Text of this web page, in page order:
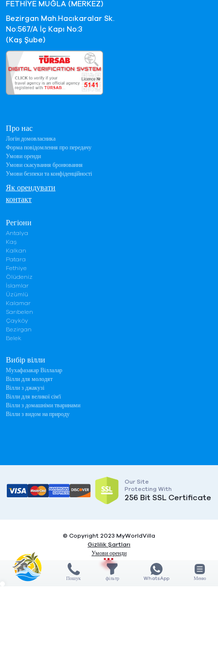
Вибір вілли
Мухафазакар Віллалар
Вілли для молодят
Вілли з джакузі
Вілли для великої сім'ї
Вілли з домашніми тваринами
Вілли з видом на природу
Регіони
Antalya
Kaş
Kalkan
Patara
Fethiye
Ölüdeniz
İslamlar
Üzümlü
Kalamar
Sarıbelen
Çayköy
Bezirgan
Belek
Про нас
Логін домовласника
Форма повідомлення про передачу
Умови оренди
Умови скасування бронювання
Умови безпеки та конфіденційності
Як орендувати
контакт
FETHİYE MUĞLA (MERKEZ)
Bezirgan Mah.Hacıkaralar Sk.
No:567/A İç Kapı No:3
(Kaş Şube)
Our Site
Protecting With
256 Bit SSL Certificate
© Copyright 2023 MyWorldVilla
Gizlilik Şartları
Умови оренди
Пошук фільтр WhatsApp Меню